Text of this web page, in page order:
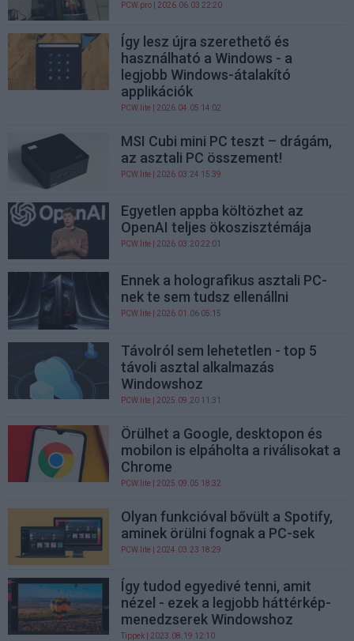
PCW.pro | 2026.06.03 22:20
Így lesz újra szerethető és
használható a Windows - a
legjobb Windows-átalakító
applikációk
PCW.lite | 2026.04.05 14:02
MSI Cubi mini PC teszt – drágám,
az asztali PC összement!
PCW.lite | 2026.03.24 15:39
Egyetlen appba költözhet az
OpenAI teljes ökoszisztémája
PCW.lite | 2026.03.20 22:01
Ennek a holografikus asztali PC-
nek te sem tudsz ellenállni
PCW.lite | 2026.01.06 05:15
Távolról sem lehetetlen - top 5
távoli asztal alkalmazás
Windowshoz
PCW.lite | 2025.09.20 11:31
Örülhet a Google, desktopon és
mobilon is elpáholta a riválisokat a
Chrome
PCW.lite | 2025.09.05 18:32
Olyan funkcióval bővült a Spotify,
aminek örülni fognak a PC-sek
PCW.lite | 2024.03.23 18:29
Így tudod egyedivé tenni, amit
nézel - ezek a legjobb háttérkép-
menedzserek Windowshoz
Tippek | 2023.08.19 12:10